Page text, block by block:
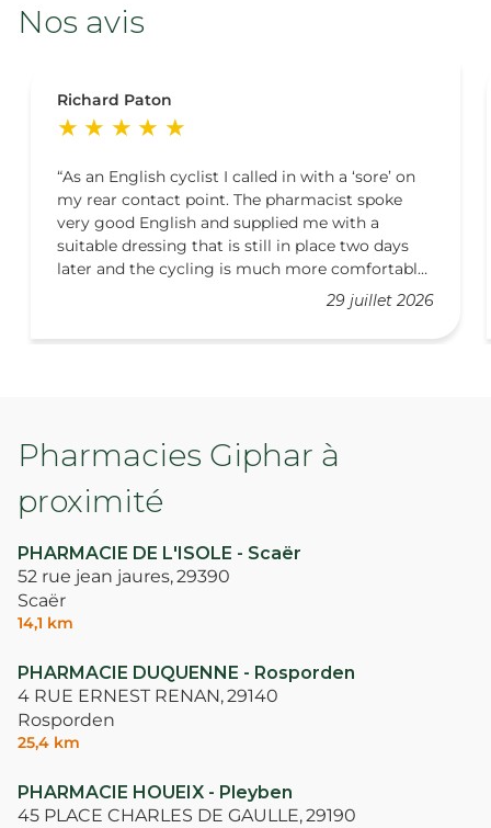
Nos avis
Richard Paton
29 juillet 2026
As an English cyclist I called in with a ‘sore’ on
my rear contact point. The pharmacist spoke
very good English and supplied me with a
suitable dressing that is still in place two days
later and the cycling is much more comfortable.
Pharmacies Giphar à
proximité
PHARMACIE DE L'ISOLE - Scaër
52 rue jean jaures,29390
Scaër
14,1 km
PHARMACIE DUQUENNE - Rosporden
4 RUE ERNEST RENAN,29140
Rosporden
25,4 km
PHARMACIE HOUEIX - Pleyben
45 PLACE CHARLES DE GAULLE,29190